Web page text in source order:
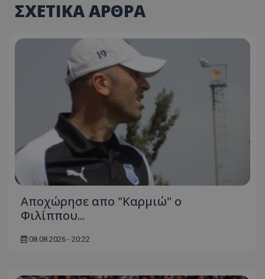
ΣΧΕΤΙΚΑ ΑΡΘΡΑ
Aποχώρησε απο "Καρμιώ" ο
Φιλίππου...
08.08.2026 - 20:22